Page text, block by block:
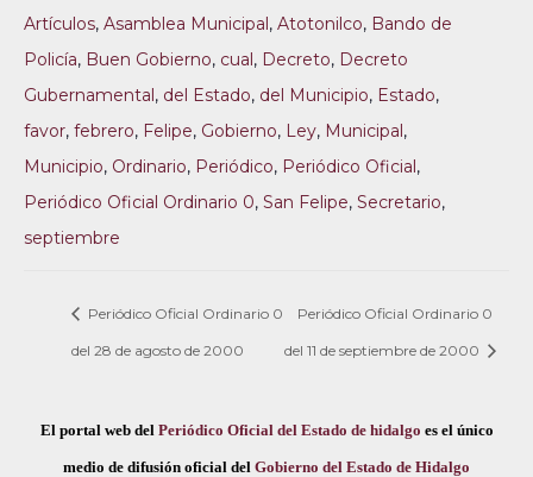
Artículos, Asamblea Municipal, Atotonilco, Bando de
Policía, Buen Gobierno, cual, Decreto, Decreto
Gubernamental, del Estado, del Municipio, Estado,
favor, febrero, Felipe, Gobierno, Ley, Municipal,
Municipio, Ordinario, Periódico, Periódico Oficial,
Periódico Oficial Ordinario 0, San Felipe, Secretario,
septiembre
Periódico Oficial Ordinario 0
del 28 de agosto de 2000
Periódico Oficial Ordinario 0
del 11 de septiembre de 2000
El portal web del Periódico Oficial del Estado de hidalgo es el único
medio de difusión oficial del Gobierno del Estado de Hidalgo